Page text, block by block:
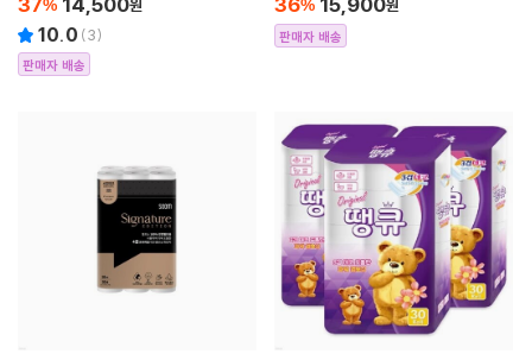
% 원
10.0 (3)
판매자 배송
% 원
판매자 배송